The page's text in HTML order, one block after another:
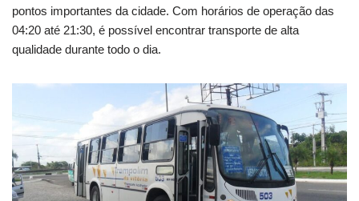
pontos importantes da cidade. Com horários de operação das
04:20 até 21:30, é possível encontrar transporte de alta
qualidade durante todo o dia.